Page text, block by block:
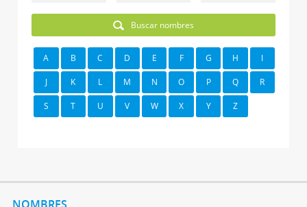
Buscar nombres
A B C D E F G H I
J K L M N O P Q R
S T U V W X Y Z